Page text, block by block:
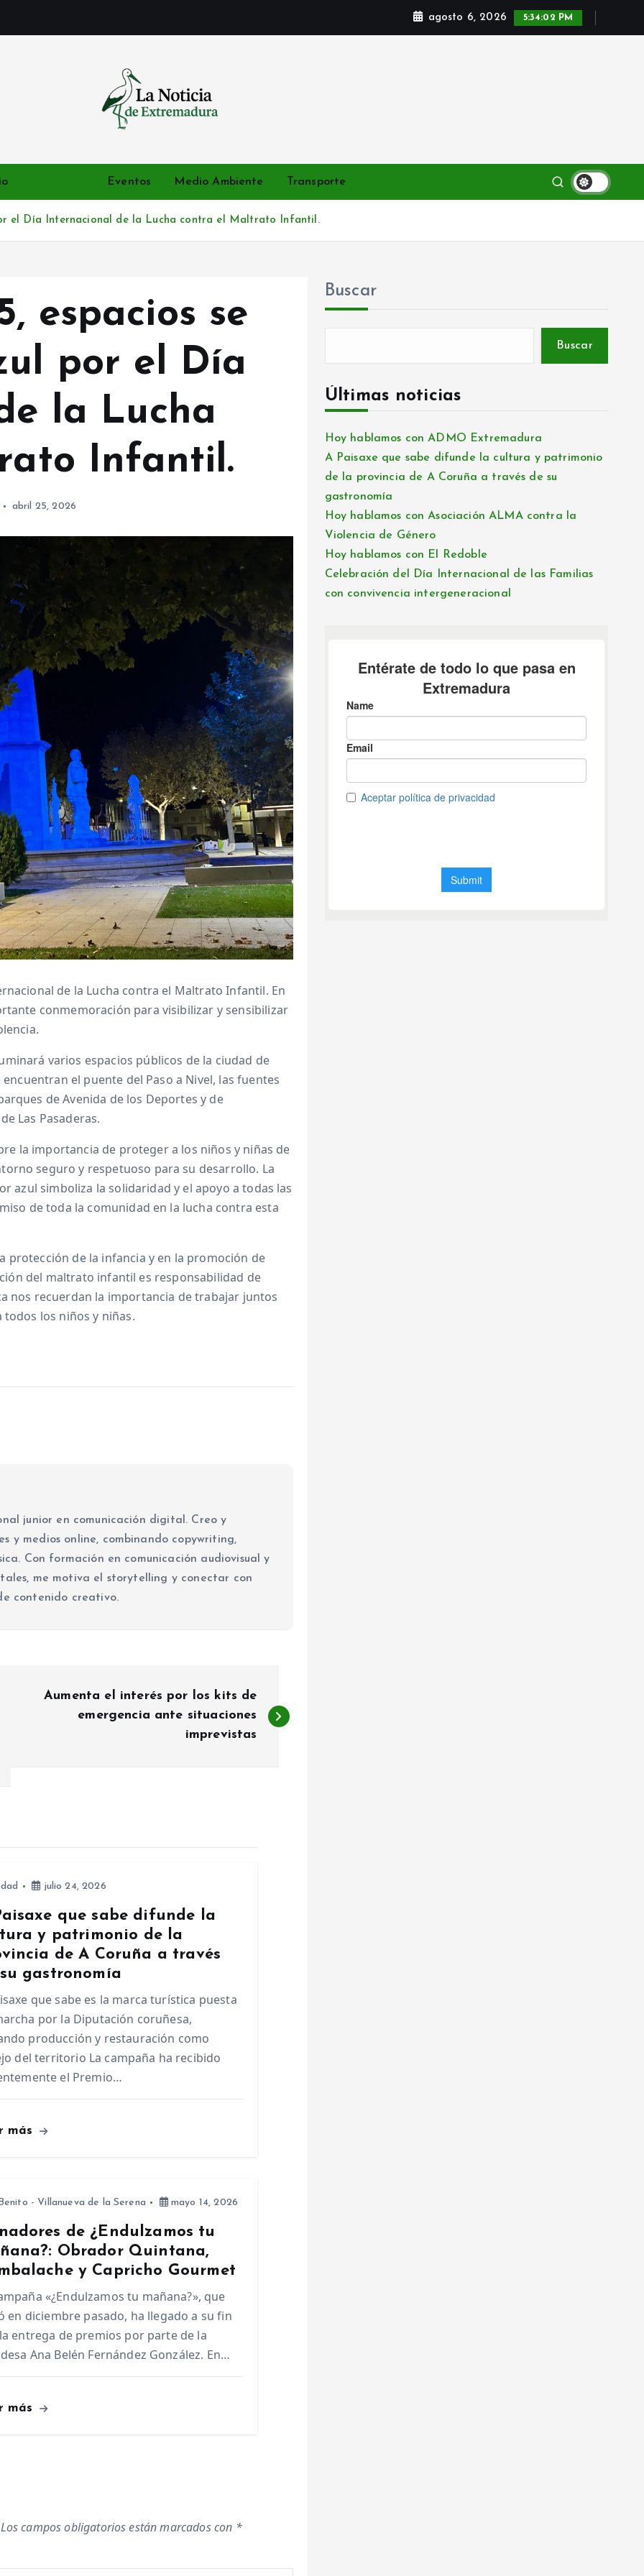
agosto 6, 2026 5:34:04 PM
Eventos Medio Ambiente Transporte
el Día Internacional de la Lucha contra el Maltrato Infantil.
espacios se
por el Día
la Lucha
Infantil.
abril 25, 2026
de la Lucha contra el Maltrato Infantil. En
conmemoración para visibilizar y sensibilizar
varios espacios públicos de la ciudad de
el puente del Paso a Nivel, las fuentes
de Avenida de los Deportes y de
Las Pasaderas.
la importancia de proteger a los niños y niñas de
seguro y respetuoso para su desarrollo. La
azul simboliza la solidaridad y el apoyo a todas las
de toda la comunidad en la lucha contra esta
protección de la infancia y en la promoción de
del maltrato infantil es responsabilidad de
nos recuerdan la importancia de trabajar juntos
los niños y niñas.
junior en comunicación digital. Creo y
y medios online, combinando copywriting,
Con formación en comunicación audiovisual y
me motiva el storytelling y conectar con
contenido creativo.
Aumenta el interés por los kits de
emergencia ante situaciones
imprevistas
julio 24, 2026
que sabe difunde la
y patrimonio de la
de A Coruña a través
gastronomía
que sabe es la marca turística puesta
por la Diputación coruñesa,
producción y restauración como
del territorio La campaña ha recibido
el Premio…
más
- Villanueva de la Serena mayo 14, 2026
de ¿Endulzamos tu
Obrador Quintana,
y Capricho Gourmet
«¿Endulzamos tu mañana?», que
en diciembre pasado, ha llegado a su fin
entrega de premios por parte de la
Ana Belén Fernández González. En…
más
Los campos obligatorios están marcados con *
Buscar
Buscar
Últimas noticias
Hoy hablamos con ADMO Extremadura
A Paisaxe que sabe difunde la cultura y patrimonio
de la provincia de A Coruña a través de su
gastronomía
Hoy hablamos con Asociación ALMA contra la
Violencia de Género
Hoy hablamos con El Redoble
Celebración del Día Internacional de las Familias
con convivencia intergeneracional